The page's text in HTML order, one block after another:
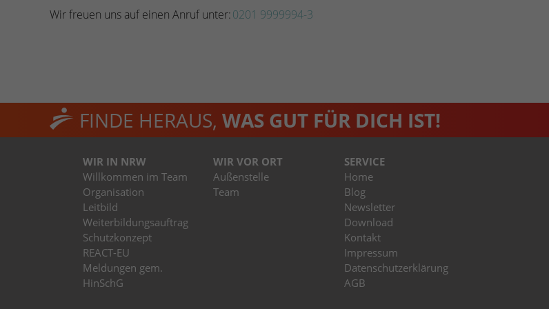
Wir freuen uns auf einen Anruf unter:0201 9999994-3
FINDE HERAUS, WAS GUT FÜR DICH IST!
WIR IN NRW
Willkommen im Team
Organisation
Leitbild
Weiterbildungsauftrag
Schutzkonzept
REACT-EU
Meldungen gem.
HinSchG
WIR VOR ORT
Außenstelle
Team
SERVICE
Home
Blog
Newsletter
Download
Kontakt
Impressum
Datenschutzerklärung
AGB